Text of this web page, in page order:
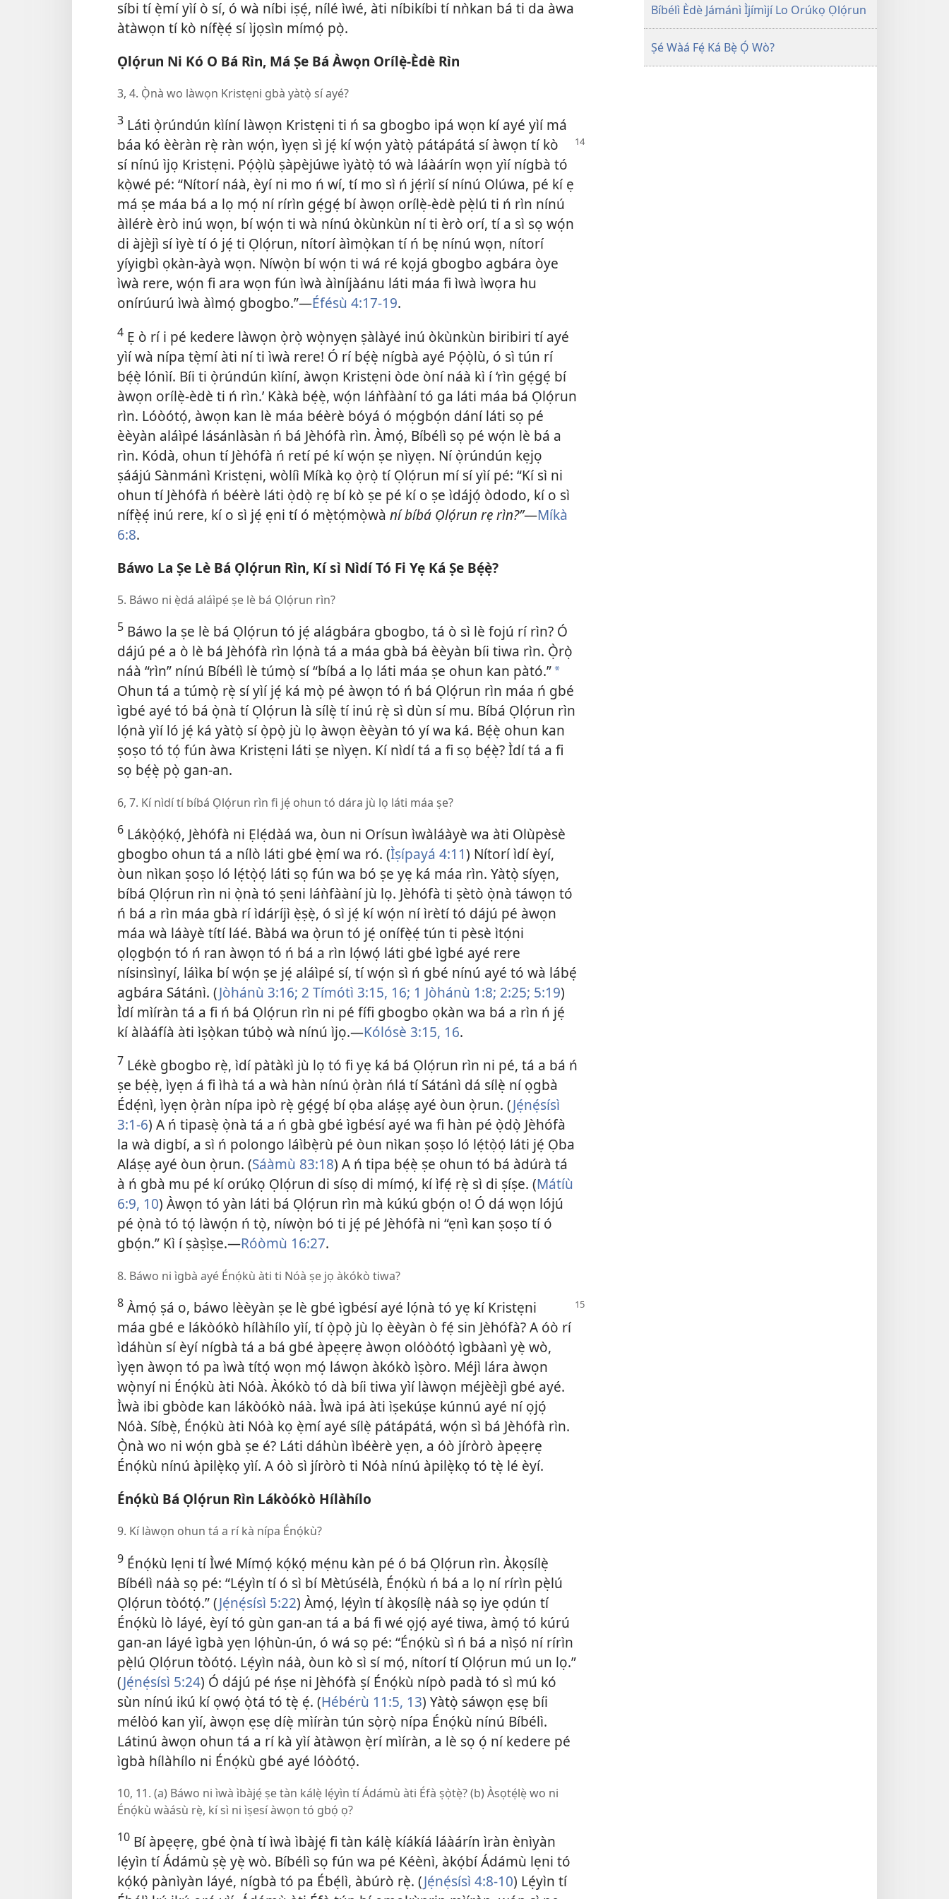
síbi tí ẹ̀mí yìí ò sí, ó wà níbi iṣẹ́, nílé ìwé, àti níbikíbi tí nǹkan bá ti da àwa
àtàwọn tí kò nífẹ̀ẹ́ sí ìjọsìn mímọ́ pọ̀.
Ọlọ́run Ni Kó O Bá Rìn, Má Ṣe Bá Àwọn Orílẹ̀-Èdè Rìn
3, 4. Ọ̀nà wo làwọn Kristẹni gbà yàtọ̀ sí ayé?
3 Láti ọ̀rúndún kìíní làwọn Kristẹni ti ń sa gbogbo ipá wọn kí ayé yìí má
báa kó èèràn rẹ̀ ràn wọ́n, ìyẹn sì jẹ́ kí wọ́n yàtọ̀ pátápátá sí àwọn tí kò
sí nínú ìjọ Kristẹni. Pọ́ọ̀lù ṣàpèjúwe ìyàtọ̀ tó wà láàárín wọn yìí nígbà tó
kọ̀wé pé: “Nítorí náà, èyí ni mo ń wí, tí mo sì ń jẹ́rìí sí nínú Olúwa, pé kí ẹ
má ṣe máa bá a lọ mọ́ ní rírìn gẹ́gẹ́ bí àwọn orílẹ̀-èdè pẹ̀lú ti ń rìn nínú
àìlérè èrò inú wọn, bí wọ́n ti wà nínú òkùnkùn ní ti èrò orí, tí a sì sọ wọ́n
di àjèjì sí ìyè tí ó jẹ́ ti Ọlọ́run, nítorí àìmọ̀kan tí ń bẹ nínú wọn, nítorí
yíyigbì ọkàn-àyà wọn. Níwọ̀n bí wọ́n ti wá ré kọjá gbogbo agbára òye
ìwà rere, wọ́n fi ara wọn fún ìwà àìníjàánu láti máa fi ìwà ìwọra hu
onírúurú ìwà àìmọ́ gbogbo.”—Éfésù 4:17-19.
4 Ẹ ò rí i pé kedere làwọn ọ̀rọ̀ wọ̀nyẹn ṣàlàyé inú òkùnkùn biribiri tí ayé
yìí wà nípa tẹ̀mí àti ní ti ìwà rere! Ó rí bẹ́ẹ̀ nígbà ayé Pọ́ọ̀lù, ó sì tún rí
bẹ́ẹ̀ lónìí. Bíi ti ọ̀rúndún kìíní, àwọn Kristẹni òde òní náà kì í ‘rìn gẹ́gẹ́ bí
àwọn orílẹ̀-èdè ti ń rìn.’ Kàkà bẹ́ẹ̀, wọ́n láǹfààní tó ga láti máa bá Ọlọ́run
rìn. Lóòótọ́, àwọn kan lè máa béèrè bóyá ó mọ́gbọ́n dání láti sọ pé
èèyàn aláìpé lásánlàsàn ń bá Jèhófà rìn. Àmọ́, Bíbélì sọ pé wọ́n lè bá a
rìn. Kódà, ohun tí Jèhófà ń retí pé kí wọ́n ṣe nìyẹn. Ní ọ̀rúndún kẹjọ
ṣáájú Sànmánì Kristẹni, wòlíì Míkà kọ ọ̀rọ̀ tí Ọlọ́run mí sí yìí pé: “Kí sì ni
ohun tí Jèhófà ń béèrè láti ọ̀dọ̀ rẹ bí kò ṣe pé kí o ṣe ìdájọ́ òdodo, kí o sì
nífẹ̀ẹ́ inú rere, kí o sì jẹ́ ẹni tí ó mẹ̀tọ́mọ̀wà ní bíbá Ọlọ́run rẹ rìn?”—Míkà
6:8.
Báwo La Ṣe Lè Bá Ọlọ́run Rìn, Kí sì Nìdí Tó Fi Yẹ Ká Ṣe Bẹ́ẹ̀?
5. Báwo ni ẹ̀dá aláìpé ṣe lè bá Ọlọ́run rìn?
5 Báwo la ṣe lè bá Ọlọ́run tó jẹ́ alágbára gbogbo, tá ò sì lè fojú rí rìn? Ó
dájú pé a ò lè bá Jèhófà rìn lọ́nà tá a máa gbà bá èèyàn bíi tiwa rìn. Ọ̀rọ̀
náà “rìn” nínú Bíbélì lè túmọ̀ sí “bíbá a lọ láti máa ṣe ohun kan pàtó.”a
Ohun tá a túmọ̀ rẹ̀ sí yìí jẹ́ ká mọ̀ pé àwọn tó ń bá Ọlọ́run rìn máa ń gbé
ìgbé ayé tó bá ọ̀nà tí Ọlọ́run là sílẹ̀ tí inú rẹ̀ sì dùn sí mu. Bíbá Ọlọ́run rìn
lọ́nà yìí ló jẹ́ ká yàtọ̀ sí ọ̀pọ̀ jù lọ àwọn èèyàn tó yí wa ká. Bẹ́ẹ̀ ohun kan
ṣoṣo tó tọ́ fún àwa Kristẹni láti ṣe nìyẹn. Kí nìdí tá a fi sọ bẹ́ẹ̀? Ìdí tá a fi
sọ bẹ́ẹ̀ pọ̀ gan-an.
6, 7. Kí nìdí tí bíbá Ọlọ́run rìn fi jẹ́ ohun tó dára jù lọ láti máa ṣe?
6 Lákọ̀ọ́kọ́, Jèhófà ni Ẹlẹ́dàá wa, òun ni Orísun ìwàláàyè wa àti Olùpèsè
gbogbo ohun tá a nílò láti gbé ẹ̀mí wa ró. (Ìṣípayá 4:11) Nítorí ìdí èyí,
òun nìkan ṣoṣo ló lẹ́tọ̀ọ́ láti sọ fún wa bó ṣe yẹ ká máa rìn. Yàtọ̀ síyẹn,
bíbá Ọlọ́run rìn ni ọ̀nà tó ṣeni láǹfààní jù lọ. Jèhófà ti ṣètò ọ̀nà táwọn tó
ń bá a rìn máa gbà rí ìdáríjì ẹ̀ṣẹ̀, ó sì jẹ́ kí wọ́n ní ìrètí tó dájú pé àwọn
máa wà láàyè títí láé. Bàbá wa ọ̀run tó jẹ́ onífẹ̀ẹ́ tún ti pèsè ìtọ́ni
ọlọgbọ́n tó ń ran àwọn tó ń bá a rìn lọ́wọ́ láti gbé ìgbé ayé rere
nísinsìnyí, láìka bí wọ́n ṣe jẹ́ aláìpé sí, tí wọ́n sì ń gbé nínú ayé tó wà lábẹ́
agbára Sátánì. (Jòhánù 3:16; 2 Tímótì 3:15, 16; 1 Jòhánù 1:8; 2:25; 5:19)
Ìdí mìíràn tá a fi ń bá Ọlọ́run rìn ni pé fífi gbogbo ọkàn wa bá a rìn ń jẹ́
kí àlàáfíà àti ìṣọ̀kan túbọ̀ wà nínú ìjọ.—Kólósè 3:15, 16.
7 Lékè gbogbo rẹ̀, ìdí pàtàkì jù lọ tó fi yẹ ká bá Ọlọ́run rìn ni pé, tá a bá ń
ṣe bẹ́ẹ̀, ìyẹn á fi ìhà tá a wà hàn nínú ọ̀ràn ńlá tí Sátánì dá sílẹ̀ ní ọgbà
Édẹ́nì, ìyẹn ọ̀ràn nípa ipò rẹ̀ gẹ́gẹ́ bí ọba aláṣẹ ayé òun ọ̀run. (Jẹ́nẹ́sísì
3:1-6) A ń tipasẹ̀ ọ̀nà tá a ń gbà gbé ìgbésí ayé wa fi hàn pé ọ̀dọ̀ Jèhófà
la wà digbí, a sì ń polongo láìbẹ̀rù pé òun nìkan ṣoṣo ló lẹ́tọ̀ọ́ láti jẹ́ Ọba
Aláṣẹ ayé òun ọ̀run. (Sáàmù 83:18) A ń tipa bẹ́ẹ̀ ṣe ohun tó bá àdúrà tá
à ń gbà mu pé kí orúkọ Ọlọ́run di sísọ di mímọ́, kí ìfẹ́ rẹ̀ sì di ṣíṣe. (Mátíù
6:9, 10) Àwọn tó yàn láti bá Ọlọ́run rìn mà kúkú gbọ́n o! Ó dá wọn lójú
pé ọ̀nà tó tọ́ làwọ́n ń tọ̀, níwọ̀n bó ti jẹ́ pé Jèhófà ni “ẹnì kan ṣoṣo tí ó
gbọ́n.” Kì í ṣàṣìṣe.—Róòmù 16:27.
8. Báwo ni ìgbà ayé Énọ́kù àti ti Nóà ṣe jọ àkókò tiwa?
8 Àmọ́ ṣá o, báwo lèèyàn ṣe lè gbé ìgbésí ayé lọ́nà tó yẹ kí Kristẹni
máa gbé e lákòókò hílàhílo yìí, tí ọ̀pọ̀ jù lọ èèyàn ò fẹ́ sin Jèhófà? A óò rí
ìdáhùn sí èyí nígbà tá a bá gbé àpẹẹrẹ àwọn olóòótọ́ ìgbàanì yẹ̀ wò,
ìyẹn àwọn tó pa ìwà títọ́ wọn mọ́ láwọn àkókò ìṣòro. Méjì lára àwọn
wọ̀nyí ni Énọ́kù àti Nóà. Àkókò tó dà bíi tiwa yìí làwọn méjèèjì gbé ayé.
Ìwà ibi gbòde kan lákòókò náà. Ìwà ipá àti ìṣekúṣe kúnnú ayé ní ọjọ́
Nóà. Síbẹ̀, Énọ́kù àti Nóà kọ ẹ̀mí ayé sílẹ̀ pátápátá, wọ́n sì bá Jèhófà rìn.
Ọ̀nà wo ni wọ́n gbà ṣe é? Láti dáhùn ìbéèrè yẹn, a óò jíròrò àpẹẹrẹ
Énọ́kù nínú àpilẹ̀kọ yìí. A óò sì jíròrò ti Nóà nínú àpilẹ̀kọ tó tẹ̀ lé èyí.
Énọ́kù Bá Ọlọ́run Rìn Lákòókò Hílàhílo
9. Kí làwọn ohun tá a rí kà nípa Énọ́kù?
9 Énọ́kù lẹni tí Ìwé Mímọ́ kọ́kọ́ mẹ́nu kàn pé ó bá Ọlọ́run rìn. Àkọsílẹ̀
Bíbélì náà sọ pé: “Lẹ́yìn tí ó sì bí Mètúsélà, Énọ́kù ń bá a lọ ní rírìn pẹ̀lú
Ọlọ́run tòótọ́.” (Jẹ́nẹ́sísì 5:22) Àmọ́, lẹ́yìn tí àkọsílẹ̀ náà sọ iye ọdún tí
Énọ́kù lò láyé, èyí tó gùn gan-an tá a bá fi wé ọjọ́ ayé tiwa, àmọ́ tó kúrú
gan-an láyé ìgbà yẹn lọ́hùn-ún, ó wá sọ pé: “Énọ́kù sì ń bá a nìṣó ní rírìn
pẹ̀lú Ọlọ́run tòótọ́. Lẹ́yìn náà, òun kò sì sí mọ́, nítorí tí Ọlọ́run mú un lọ.”
(Jẹ́nẹ́sísì 5:24) Ó dájú pé ńṣe ni Jèhófà ṣí Énọ́kù nípò padà tó sì mú kó
sùn nínú ikú kí ọwọ́ ọ̀tá tó tẹ̀ ẹ́. (Hébérù 11:5, 13) Yàtọ̀ sáwọn ẹsẹ bíi
mélòó kan yìí, àwọn ẹsẹ díẹ̀ mìíràn tún sọ̀rọ̀ nípa Énọ́kù nínú Bíbélì.
Látinú àwọn ohun tá a rí kà yìí àtàwọn ẹ̀rí mìíràn, a lè sọ ọ́ ní kedere pé
ìgbà hílàhílo ni Énọ́kù gbé ayé lóòótọ́.
10, 11. (a) Báwo ni ìwà ìbàjẹ́ ṣe tàn kálẹ̀ lẹ́yìn tí Ádámù àti Éfà ṣọ̀tẹ̀? (b) Àsọtẹ́lẹ̀ wo ni
Énọ́kù wàásù rẹ̀, kí sì ni ìṣesí àwọn tó gbọ́ ọ?
10 Bí àpẹẹrẹ, gbé ọ̀nà tí ìwà ìbàjẹ́ fi tàn kálẹ̀ kíákíá láàárín ìràn ènìyàn
lẹ́yìn tí Ádámù ṣẹ̀ yẹ̀ wò. Bíbélì sọ fún wa pé Kéènì, àkọ́bí Ádámù lẹni tó
kọ́kọ́ pànìyàn láyé, nígbà tó pa Ébẹ́lì, àbúrò rẹ̀. (Jẹ́nẹ́sísì 4:8-10) Lẹ́yìn tí
Bíbélì Èdè Jámánì Ìjímìjí Lo Orúkọ Ọlọ́run
Ṣé Wàá Fẹ́ Ká Bẹ̀ Ọ́ Wò?